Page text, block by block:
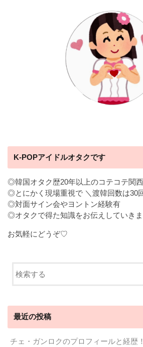
K-POPアイドルオタクです
◎韓国オタク歴20年以上のコテコテ関
◎とにかく現場重視で ＼渡韓回数は30
◎対面サイン会やヨントン経験有
◎オタクで得た知識をお伝えしていき
お気軽にどうぞ♡
最近の投稿
チェ・ガンロクのプロフィールと経歴